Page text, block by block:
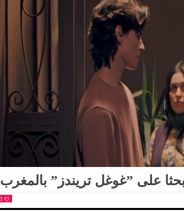
على ”غوغل تريندز” بالمغرب
1